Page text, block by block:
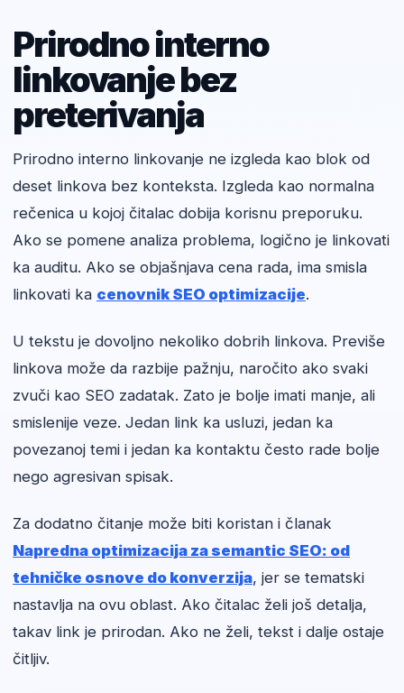
Prirodno interno
linkovanje bez
preterivanja
Prirodno interno linkovanje ne izgleda kao blok od
deset linkova bez konteksta. Izgleda kao normalna
rečenica u kojoj čitalac dobija korisnu preporuku.
Ako se pomene analiza problema, logično je linkovati
ka auditu. Ako se objašnjava cena rada, ima smisla
linkovati ka cenovnik SEO optimizacije.
U tekstu je dovoljno nekoliko dobrih linkova. Previše
linkova može da razbije pažnju, naročito ako svaki
zvuči kao SEO zadatak. Zato je bolje imati manje, ali
smislenije veze. Jedan link ka usluzi, jedan ka
povezanoj temi i jedan ka kontaktu često rade bolje
nego agresivan spisak.
Za dodatno čitanje može biti koristan i članak
Napredna optimizacija za semantic SEO: od
tehničke osnove do konverzija, jer se tematski
nastavlja na ovu oblast. Ako čitalac želi još detalja,
takav link je prirodan. Ako ne želi, tekst i dalje ostaje
čitljiv.